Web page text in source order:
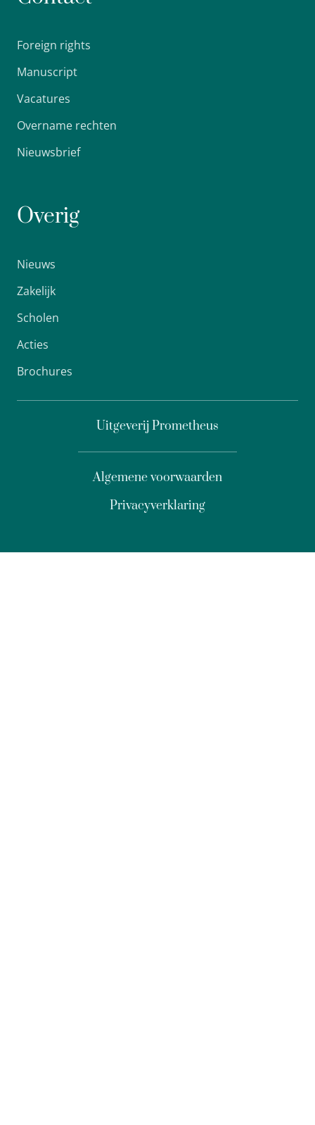
Foreign rights
Manuscript
Vacatures
Overname rechten
Nieuwsbrief
Overig
Nieuws
Zakelijk
Scholen
Acties
Brochures
Uitgeverij Prometheus
Privacyverklaring
Algemene voorwaarden